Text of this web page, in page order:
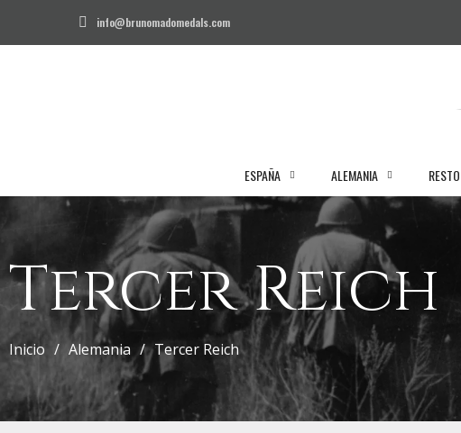
info@brunomadomedals.com
ESPAÑA ALEMANIA
Tercer Reich
Inicio Alemania Tercer Reich